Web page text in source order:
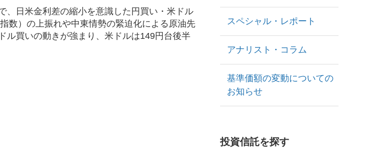
、日米金利差の縮小を意識した円買い・米ドル
数）の上振れや中東情勢の緊迫化による原油先
ル買いの動きが強まり、米ドルは149円台後半
スペシャル・レポート
アナリスト・コラム
基準価額の変動についての
お知らせ
投資信託を探す